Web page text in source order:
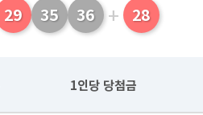
29 35 36 + 28
1인당 당첨금